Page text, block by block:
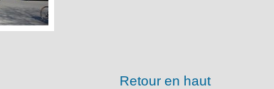
Retour en haut